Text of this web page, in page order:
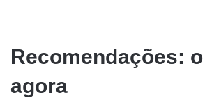
Recomendações:
agora